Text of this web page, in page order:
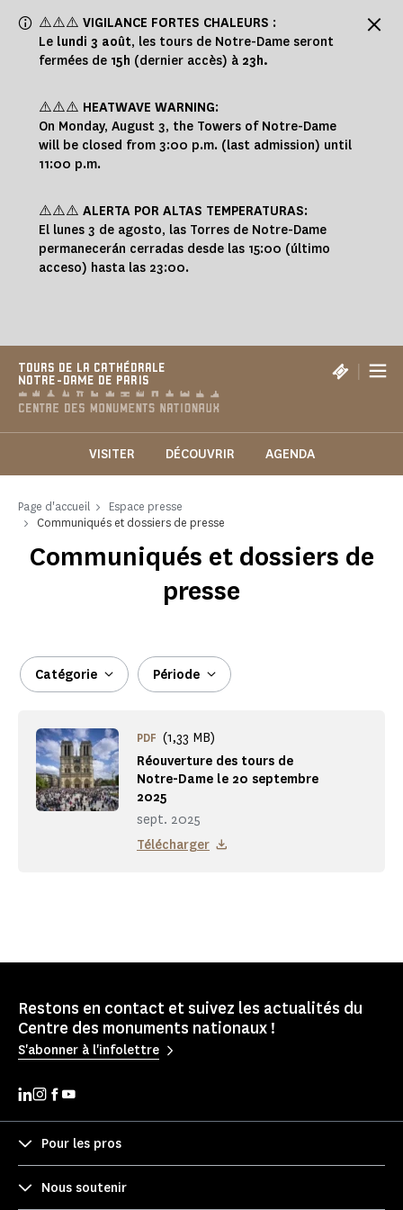
⚠️⚠️⚠️ VIGILANCE FORTES CHALEURS :
Le lundi 3 août, les tours de Notre-Dame seront
fermées de 15h (dernier accès) à 23h.
⚠️⚠️⚠️ HEATWAVE WARNING:
On Monday, August 3, the Towers of Notre-Dame
will be closed from 3:00 p.m. (last admission) until
11:00 p.m.
⚠️⚠️⚠️ ALERTA POR ALTAS TEMPERATURAS:
El lunes 3 de agosto, las Torres de Notre-Dame
permanecerán cerradas desde las 15:00 (último
acceso) hasta las 23:00.
TOURS DE LA CATHÉDRALE
NOTRE-DAME DE PARIS
|
VISITER DÉCOUVRIR AGENDA
Page d'accueil
Espace presse
Communiqués et dossiers de presse
Communiqués et dossiers de
presse
Catégorie Période
Réouverture des tours de
Notre-Dame le 20 septembre
2025
sept. 2025
PDF (1,33 MB)
Télécharger
Restons en contact et suivez les actualités du
Centre des monuments nationaux !
S'abonner à l'infolettre
Pour les pros
Nous soutenir